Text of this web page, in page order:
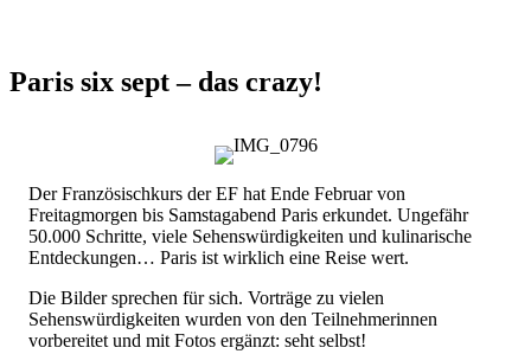
Paris six sept – das crazy!
Der Französischkurs der EF hat Ende Februar von
Freitagmorgen bis Samstagabend Paris erkundet. Ungefähr
50.000 Schritte, viele Sehenswürdigkeiten und kulinarische
Entdeckungen… Paris ist wirklich eine Reise wert.
Die Bilder sprechen für sich. Vorträge zu vielen
Sehenswürdigkeiten wurden von den Teilnehmerinnen
vorbereitet und mit Fotos ergänzt: seht selbst!